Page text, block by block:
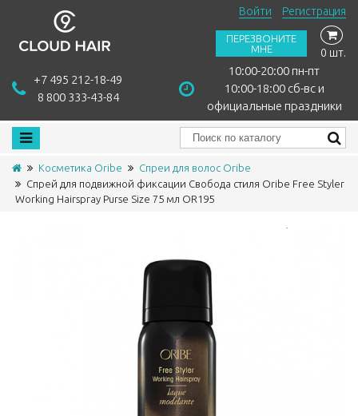
+7 495 212-18-49
8 800 333-43-84
10:00-20:00 пн-пт
10:00-18:00 сб-вс и
официальные праздники
Войти Регистрация
ПЕРЕЗВОНИТЕ
МНЕ
0 шт.
Косметика Oribe
Спреи для волос Oribe
Спрей для подвижной фиксации Свобода стиля Oribe Free Styler
Working Hairspray Purse Size 75 мл OR195